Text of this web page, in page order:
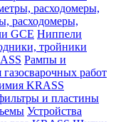
расходомеры,
расходомеры,
GCE Ниппели
тройники
Рампы и
работ
KRASS
и пластины
Устройства